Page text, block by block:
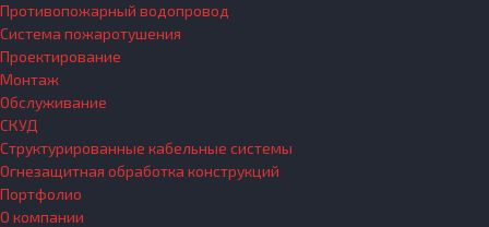
Противопожарный водопровод
Система пожаротушения
Проектирование
Монтаж
Обслуживание
СКУД
Структурированные кабельные системы
Огнезащитная обработка конструкций
Портфолио
О компании